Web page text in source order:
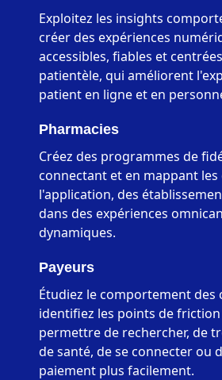
Exploitez les insights
créer des expériences
accessibles, fiables et
patientèle, qui améliorent
patient en ligne et en
Pharmacies
Créez des programmes de
connectant et en mappant les
l'application, des
dans des expériences
dynamiques.
Payeurs
Étudiez le comportement des
identifiez les points de
permettre de rechercher, de
de santé, de se connecter ou
paiement plus facilement.